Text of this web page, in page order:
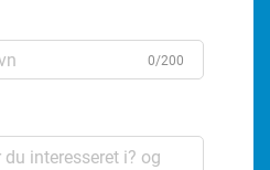
0/200